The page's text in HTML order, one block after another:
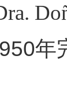
年